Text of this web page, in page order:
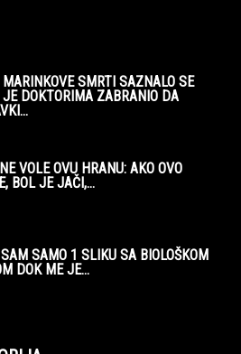
SMRTI SAZNALO SE
JE DOKTORIMA ZABRANIO DA
VOLE OVU HRANU: AKO OVO
BOL JE JAČI,...
SAMO 1 SLIKU SA BIOLOŠKOM
DOK ME JE...